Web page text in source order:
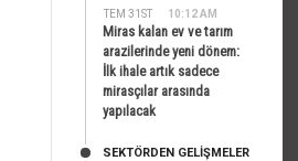
TEM 31ST 10:12 AM
Miras kalan ev ve tarım
arazilerinde yeni dönem:
İlk ihale artık sadece
mirasçılar arasında
yapılacak
SEKTÖRDEN GELIŞMELER